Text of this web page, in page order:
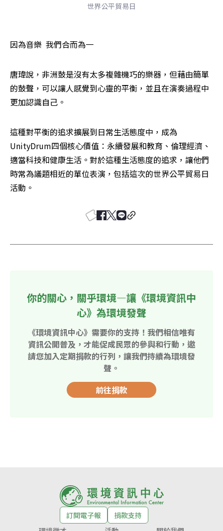
世界公平貿易日
因為音樂  我們合而為一
唐瑋說，非洲鼓是沒有太多複雜機巧的樂器，但藉由簡單
的鼓聲，可以讓人感覺到心靈的平衡，並且在演奏過程中
更加認識自己。
這種對平衡的追求擴展到日常生活態度中，成為
UnityDrum四個核心價值：永續發展和教育、倫理經濟、
適當科技和健康生活。對於這種生活態度的追求，讓他們
時常為議題相近的單位表演，包括這次的世界公平貿易日
活動。
你的關心，關乎環境—讓《環境資訊中
心》為環境發聲
《環境資訊中心》需要你的支持！我們相信唯有
資訊公開普及，才能促成民眾的參與和行動，邀
請您加入定期捐款的行列，讓我們持續為環境發
聲。
前往捐款
訂閱電子報
捐款支持